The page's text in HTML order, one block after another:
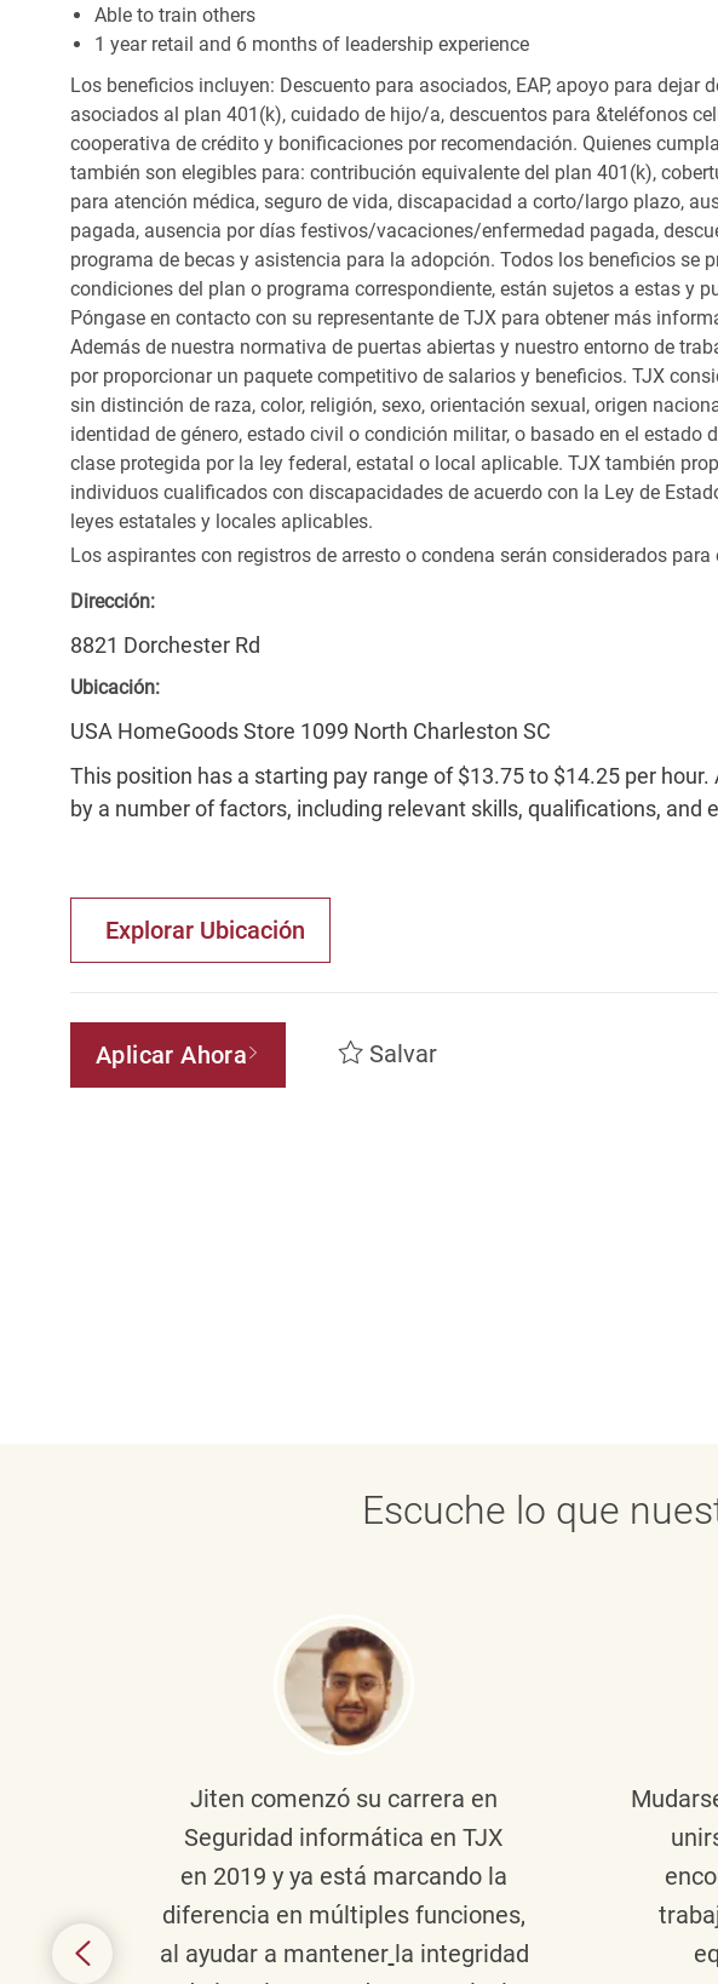
Able to train others
1 year retail and 6 months of leadership experience
Los beneficios incluyen: Descuento para asociados, EAP, apoyo para dejar
asociados al plan 401(k), cuidado de hijo/a, descuentos para &teléfonos
cooperativa de crédito y bonificaciones por recomendación. Quienes
también son elegibles para: contribución equivalente del plan 401(k),
para atención médica, seguro de vida, discapacidad a corto/largo plazo,
pagada, ausencia por días festivos/vacaciones/enfermedad pagada,
programa de becas y asistencia para la adopción. Todos los beneficios se
condiciones del plan o programa correspondiente, están sujetos a estas y
Póngase en contacto con su representante de TJX para obtener más
Además de nuestra normativa de puertas abiertas y nuestro entorno de
por proporcionar un paquete competitivo de salarios y beneficios. TJX
sin distinción de raza, color, religión, sexo, orientación sexual, origen
identidad de género, estado civil o condición militar, o basado en el estado
clase protegida por la ley federal, estatal o local aplicable. TJX también
individuos cualificados con discapacidades de acuerdo con la Ley de
leyes estatales y locales aplicables.
Los aspirantes con registros de arresto o condena serán considerados para
Dirección:
8821 Dorchester Rd
Ubicación:
USA HomeGoods Store 1099 North Charleston SC
This position has a starting pay range of $13.75 to $14.25 per
by a number of factors, including relevant skills, qualifications, and
Explorar Ubicación
Aplicar Ahora Salvar
Escuche lo que
Jiten comenzó su carrera en
Seguridad informática en TJX
en 2019 y ya está marcando la
diferencia en múltiples funciones,
al ayudar a mantener la integridad